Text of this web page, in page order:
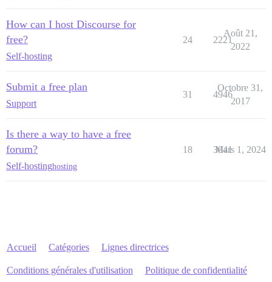
How can I host Discourse for
free?
Self-hosting
24 2221
Août 21,
2022
Submit a free plan
Support
31 4946
Octobre 31,
2017
Is there a way to have a free
forum?
Self-hostinghosting
18 3941
Mars 1, 2024
Accueil Catégories Lignes directrices
Conditions générales d'utilisation Politique de confidentialité